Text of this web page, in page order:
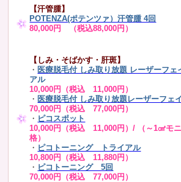
【汗管腫】
POTENZA(ポテンツァ）汗管腫 4回
80,000円 （税込88,000円）
【しみ・そばかす・肝斑】
・ 医療脱毛付 しみ取り放題 レーザーフェ
アル
10,000円（税込 11,000円）
・ 医療脱毛付 しみ取り放題レーザーフェ
70,000円（税込 77,000円）
・ ピコスポット
10,000円（税込 11,000円）/ （～1㎠モ
格）
・ ピコトーニング トライアル
10,800円（税込 11,880円）
・ ピコトーニング 5回
70,000円（税込 77,000円）